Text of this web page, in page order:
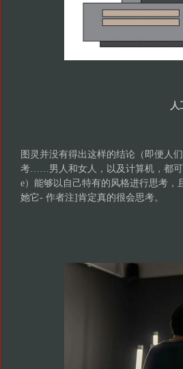
人
图灵并没有得出这样的结论（即便人
考……男人和女人，以及计算机，都可
e）能够以自己特有的风格进行思考，
她它- 作者注]肯定真的很会思考。